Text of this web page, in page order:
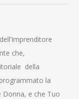
che,
della
la
Donna, e che Tuo